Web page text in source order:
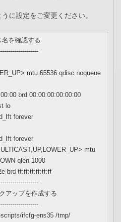
に設定をご変更ください。
を確認する
mtu 65536 qdisc noqueue
brd 00:00:00:00:00:00
lo
forever
forever
mtu
qlen 1000
brd ff:ff:ff:ff:ff:ff
アップを作成する
ifcfg-ens35 /tmp/